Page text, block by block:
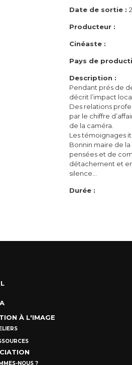
Date de sortie :
Producteur :
Cinéaste :
Pays de
Description :
Pendant prés de
décrit l’impact
Des relations
par le chiffre
de la caméra.
Les témoignages
Bonnin maire de
pensées et de
détachement et
silence…
Durée :
À L'IMAGE
NOUS ?